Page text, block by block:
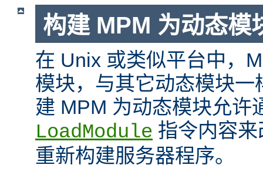
构建 MPM 为动态模
在 Unix 或类似平台中，
模块，与其它动态模块
建 MPM 为动态模块允许
LoadModule 指令内容
重新构建服务器程序。